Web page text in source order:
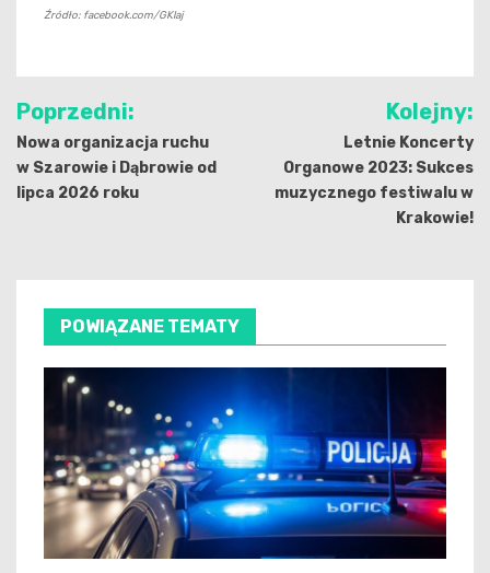
Źródło: facebook.com/GKlaj
Nawigacja
wpisu
Poprzedni:
Nowa organizacja ruchu
w Szarowie i Dąbrowie od
lipca 2026 roku
Kolejny:
Letnie Koncerty
Organowe 2023: Sukces
muzycznego festiwalu w
Krakowie!
POWIĄZANE TEMATY